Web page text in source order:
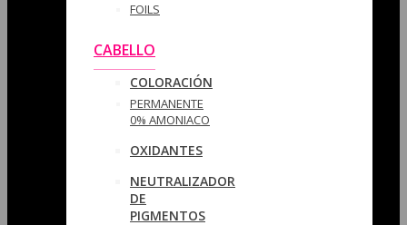
FOILS
CABELLO
COLORACIÓN
PERMANENTE
0% AMONIACO
OXIDANTES
NEUTRALIZADOR
DE
PIGMENTOS